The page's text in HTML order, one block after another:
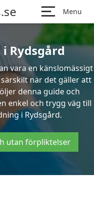
Menu
Rydsgård
vara en känslomässigt
när det gäller att
denna guide och
enkel och trygg väg till
i Rydsgård.
utan förpliktelser